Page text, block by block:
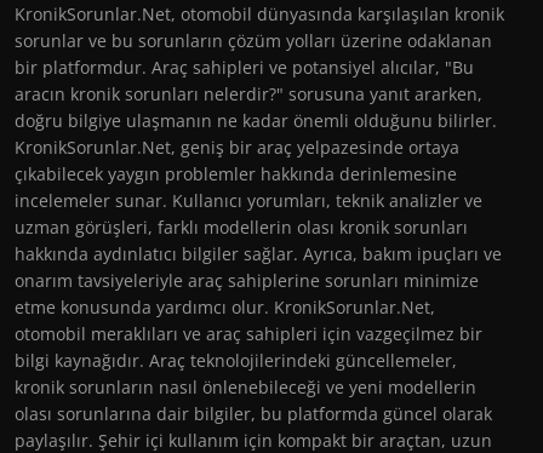
KronikSorunlar.Net, otomobil dünyasında karşılaşılan kronik
sorunlar ve bu sorunların çözüm yolları üzerine odaklanan
bir platformdur. Araç sahipleri ve potansiyel alıcılar, "Bu
aracın kronik sorunları nelerdir?" sorusuna yanıt ararken,
doğru bilgiye ulaşmanın ne kadar önemli olduğunu bilirler.
KronikSorunlar.Net, geniş bir araç yelpazesinde ortaya
çıkabilecek yaygın problemler hakkında derinlemesine
incelemeler sunar. Kullanıcı yorumları, teknik analizler ve
uzman görüşleri, farklı modellerin olası kronik sorunları
hakkında aydınlatıcı bilgiler sağlar. Ayrıca, bakım ipuçları ve
onarım tavsiyeleriyle araç sahiplerine sorunları minimize
etme konusunda yardımcı olur. KronikSorunlar.Net,
otomobil meraklıları ve araç sahipleri için vazgeçilmez bir
bilgi kaynağıdır. Araç teknolojilerindeki güncellemeler,
kronik sorunların nasıl önlenebileceği ve yeni modellerin
olası sorunlarına dair bilgiler, bu platformda güncel olarak
paylaşılır. Şehir içi kullanım için kompakt bir araçtan, uzun